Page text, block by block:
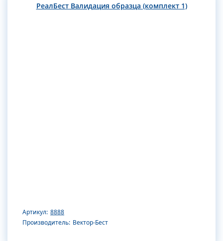
РеалБест Валидация образца (комплект 1)
Артикул: 8888
Производитель: Вектор-Бест